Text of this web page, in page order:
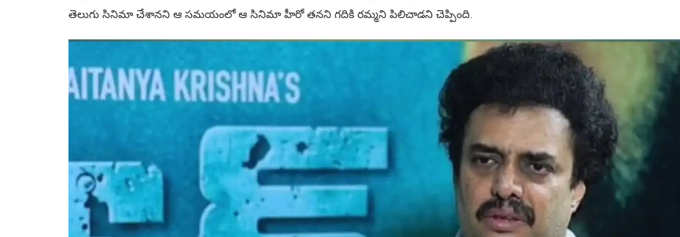
తెలుగు సినిమా చేశానని ఆ సమయంలో ఆ సినిమా హీరో తనని గదికి రమ్మని పిలిచాడని చెప్పింది.